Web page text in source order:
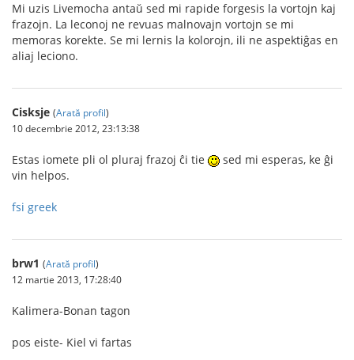
Mi uzis Livemocha antaŭ sed mi rapide forgesis la vortojn kaj
frazojn. La leconoj ne revuas malnovajn vortojn se mi
memoras korekte. Se mi lernis la kolorojn, ili ne aspektiĝas en
aliaj leciono.
Cisksje (Arată profil)
10 decembrie 2012, 23:13:38
Estas iomete pli ol pluraj frazoj ĉi tie
sed mi esperas, ke ĝi
vin helpos.
fsi greek
brw1 (Arată profil)
12 martie 2013, 17:28:40
Kalimera-Bonan tagon
pos eiste- Kiel vi fartas